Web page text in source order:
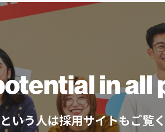
in all
という人は採用サイトもご覧